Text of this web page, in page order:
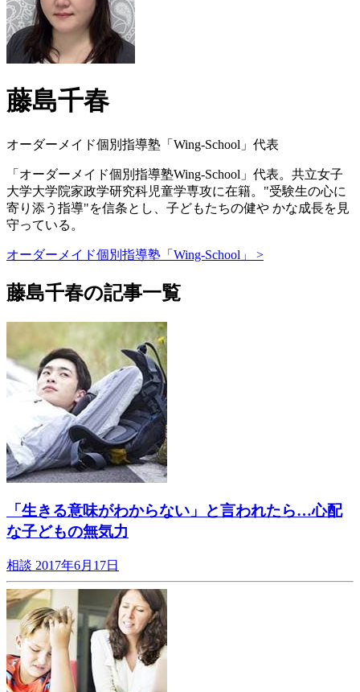
藤島千春
オーダーメイド個別指導塾「Wing-School」代表
「オーダーメイド個別指導塾Wing-School」代表。共立女子
大学大学院家政学研究科児童学専攻に在籍。"受験生の心に
寄り添う指導"を信条とし、子どもたちの健や かな成長を見
守っている。
オーダーメイド個別指導塾「Wing-School」 >
藤島千春の記事一覧
「生きる意味がわからない」と言われたら…心配
な子どもの無気力
相談 2017年6月17日